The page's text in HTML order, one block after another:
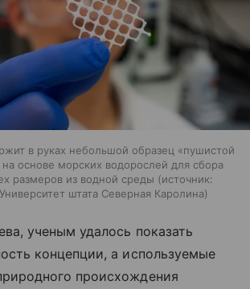
в руках небольшой образец «пушистой
на основе морских водорослей для сбора
размеров из водной среды
источник:
штата Северная Каролина
ученым удалось показать
концепции, а используемые
происхождения